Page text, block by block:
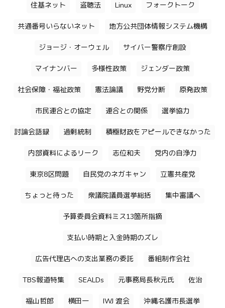
住基ネット 盗聴法 Linux フォークトーク
共通番号いらないネット 地方公共団体情報システム機構
ジョージ・オーウェル サイバー警察庁創設
マイナンバー 多様性政策 ジェンダー政策
社会保障・福祉政策 憲法論議 野党分断 原発政策
市民連合との協定 連合との関係 選挙協力
討論会語録 過剰統制 積極財政をアピールできなかった
内部資料によるリーク 志位和夫 党内の自浄力
東京8区問題 自民党のネガキャン 立憲共産党
ちょっと待った 衆議院議員選挙総括 集中審議へ
予算委員会資料ミス13箇所指摘
支払い時期と入金時期のズレ
広告代理店への支出業務の委託 番組制作会社
TBS報道特集 SEALDs 元事務局長秋元氏 佐治
福山哲郎 横田一 IWJ 渡会 沖縄名護市長選挙